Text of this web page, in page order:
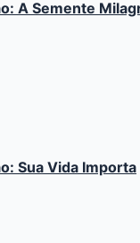
A Semente
Sua Vida Importa